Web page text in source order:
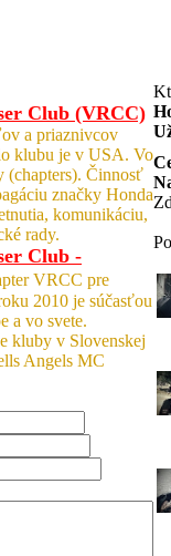
Club (VRCC)
a priaznivcov
klubu je v USA. Vo
(chapters). Činnosť
značky Honda
komunikáciu,
rady.
Club -
VRCC pre
2010 je súčasťou
a vo svete.
kluby v Slovenskej
Angels MC